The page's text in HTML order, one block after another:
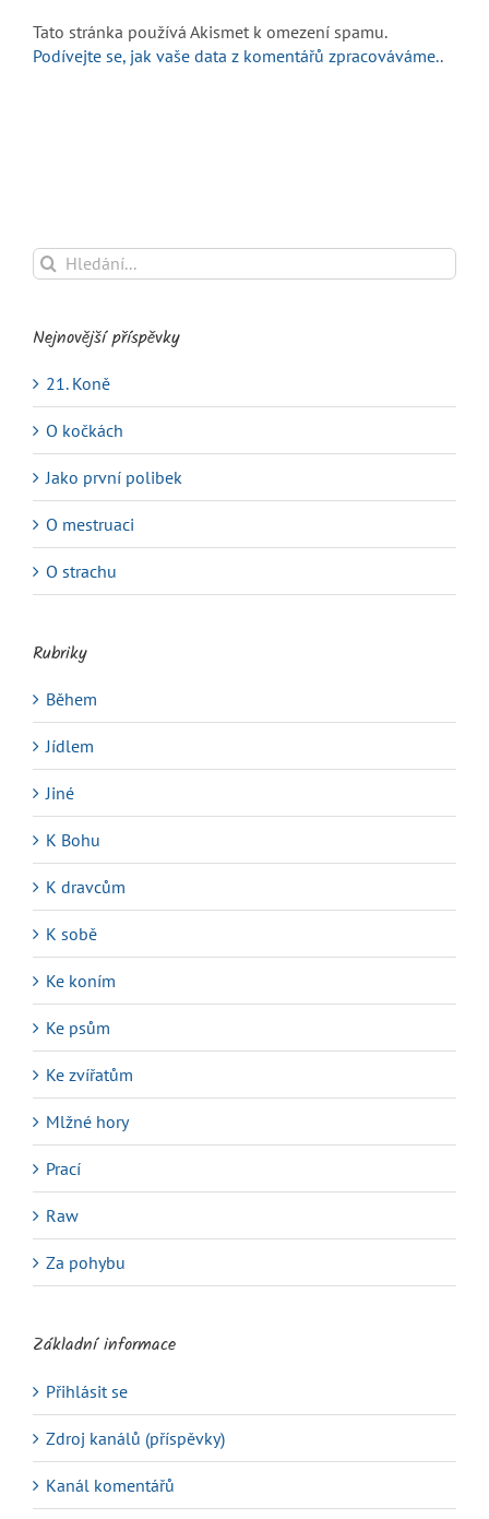
Tato stránka používá Akismet k omezení spamu.
Podívejte se, jak vaše data z komentářů zpracováváme..
Hledat:
Nejnovější příspěvky
21. Koně
O kočkách
Jako první polibek
O mestruaci
O strachu
Rubriky
Během
Jídlem
Jiné
K Bohu
K dravcům
K sobě
Ke koním
Ke psům
Ke zvířatům
Mlžné hory
Prací
Raw
Za pohybu
Základní informace
Přihlásit se
Zdroj kanálů (příspěvky)
Kanál komentářů